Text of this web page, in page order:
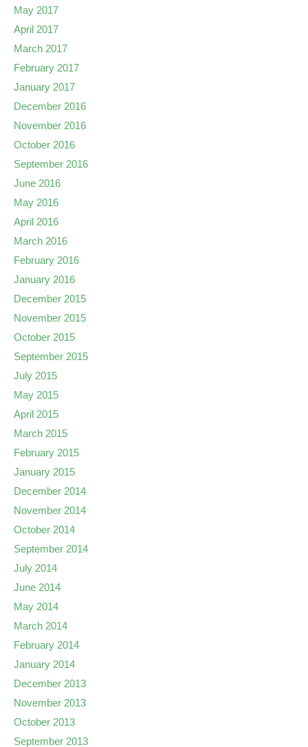
May 2017
April 2017
March 2017
February 2017
January 2017
December 2016
November 2016
October 2016
September 2016
June 2016
May 2016
April 2016
March 2016
February 2016
January 2016
December 2015
November 2015
October 2015
September 2015
July 2015
May 2015
April 2015
March 2015
February 2015
January 2015
December 2014
November 2014
October 2014
September 2014
July 2014
June 2014
May 2014
March 2014
February 2014
January 2014
December 2013
November 2013
October 2013
September 2013